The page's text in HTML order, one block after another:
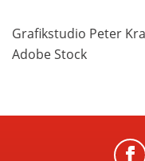
Grafikstudio Peter
Adobe Stock